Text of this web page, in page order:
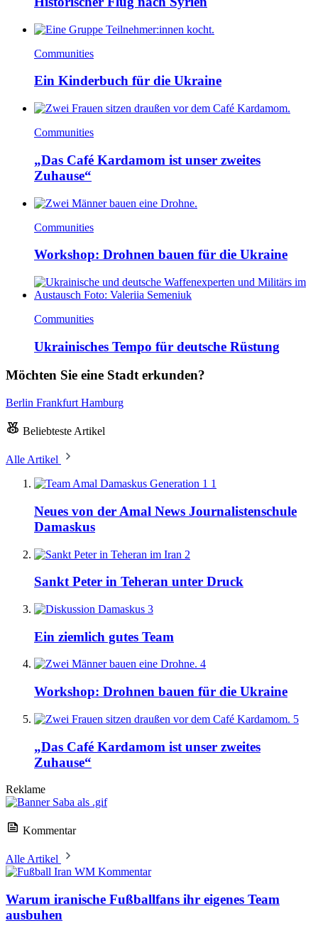
Communities
Ein Kinderbuch für die Ukraine
Communities
„Das Café Kardamom ist unser zweites
Zuhause“
Communities
Workshop: Drohnen bauen für die Ukraine
Communities
Ukrainisches Tempo für deutsche Rüstung
Möchten Sie eine Stadt erkunden?
Berlin Frankfurt Hamburg
Beliebteste Artikel
Alle Artikel
1
Neues von der Amal News Journalistenschule
Damaskus
2
Sankt Peter in Teheran unter Druck
3
Ein ziemlich gutes Team
4
Workshop: Drohnen bauen für die Ukraine
5
„Das Café Kardamom ist unser zweites
Zuhause“
Reklame
Kommentar
Alle Artikel
Kommentar
Warum iranische Fußballfans ihr eigenes Team
ausbuhen